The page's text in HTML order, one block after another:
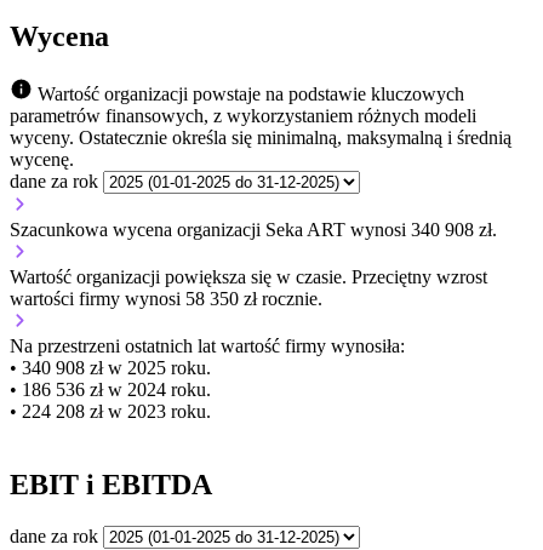
Wycena
Wartość organizacji powstaje na podstawie kluczowych
parametrów finansowych, z wykorzystaniem różnych modeli
wyceny. Ostatecznie określa się minimalną, maksymalną i średnią
wycenę.
dane za rok
Szacunkowa wycena organizacji Seka ART wynosi 340 908 zł.
Wartość organizacji powiększa się w czasie. Przeciętny wzrost
wartości firmy wynosi 58 350 zł rocznie.
Na przestrzeni ostatnich lat wartość firmy wynosiła:
• 340 908 zł w 2025 roku.
• 186 536 zł w 2024 roku.
• 224 208 zł w 2023 roku.
EBIT i EBITDA
dane za rok